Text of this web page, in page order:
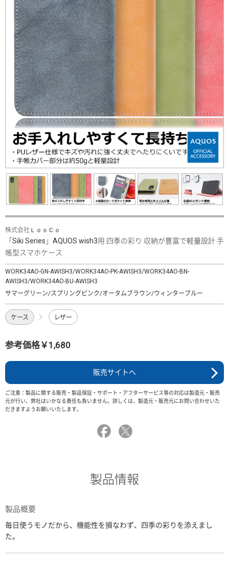
株式会社ＬｏｏＣｏ
「Siki Series」AQUOS wish3用 四季の彩り 収納が豊富で軽量設計 手
帳型スマホケース
WORK34AO-GN-AWISH3/WORK34AO-PK-AWISH3/WORK34AO-BN-
AWISH3/WORK34AO-BU-AWISH3
サマーグリーン/スプリングピンク/オータムブラウン/ウィンターブルー
ケース レザー
参考価格￥1,680
販売サイトへ
ご注意：製品に関する販売・製品保証・サポート・アフターサービス等の対応は製造元・販売
元が行い、弊社はいかなる責任も負いません。詳しくは、製造元・販売元にお問い合わせいた
だきますようお願いいたします。
製品情報
製品概要
毎日使うモノだから、機能性を損なわず、四季の彩りを添えまし
た。